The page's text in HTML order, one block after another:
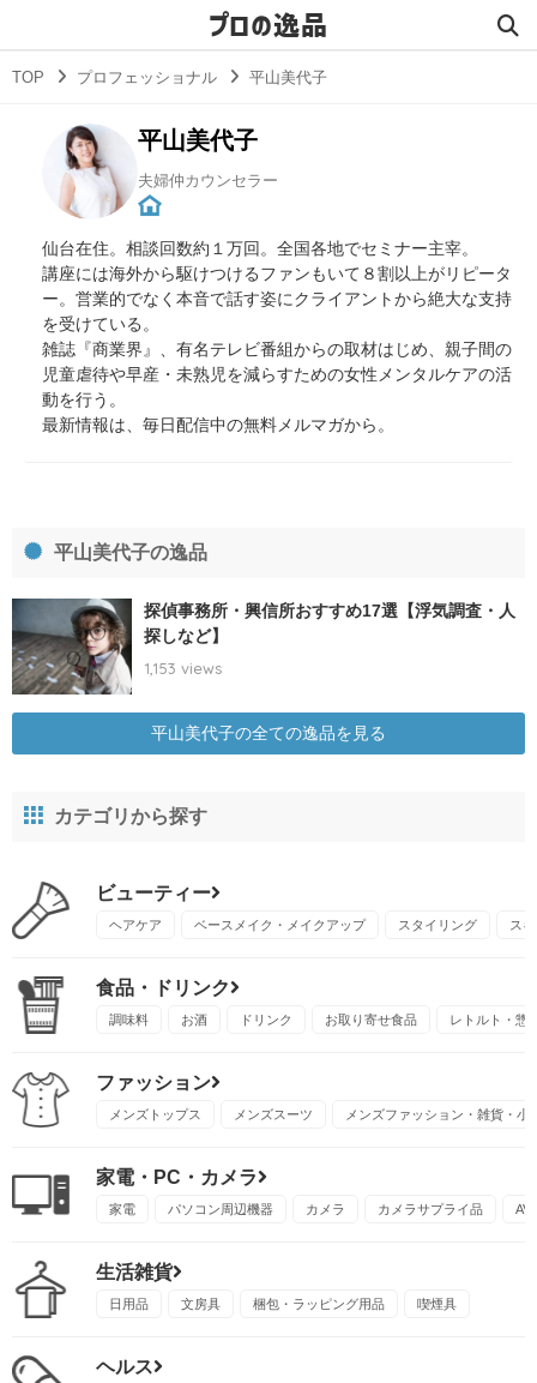
プロの逸品
TOP プロフェッショナル 平山美代子
平山美代子
夫婦仲カウンセラー
仙台在住。相談回数約１万回。全国各地でセミナー主宰。
講座には海外から駆けつけるファンもいて８割以上がリピータ
ー。営業的でなく本音で話す姿にクライアントから絶大な支持
を受けている。
雑誌『商業界』、有名テレビ番組からの取材はじめ、親子間の
児童虐待や早産・未熟児を減らすための女性メンタルケアの活
動を行う。
最新情報は、毎日配信中の無料メルマガから。
平山美代子の逸品
探偵事務所・興信所おすすめ17選【浮気調査・人
探しなど】
1,153 views
平山美代子の全ての逸品を見る
カテゴリから探す
ビューティー
ヘアケア ベースメイク・メイクアップ スタイリング ス
食品・ドリンク
調味料 お酒 ドリンク お取り寄せ食品 レトルト・惣
ファッション
メンズトップス メンズスーツ メンズファッション・雑貨・小
家電・PC・カメラ
家電 パソコン周辺機器 カメラ カメラサプライ品 AV
生活雑貨
日用品 文房具 梱包・ラッピング用品 喫煙具
ヘルス